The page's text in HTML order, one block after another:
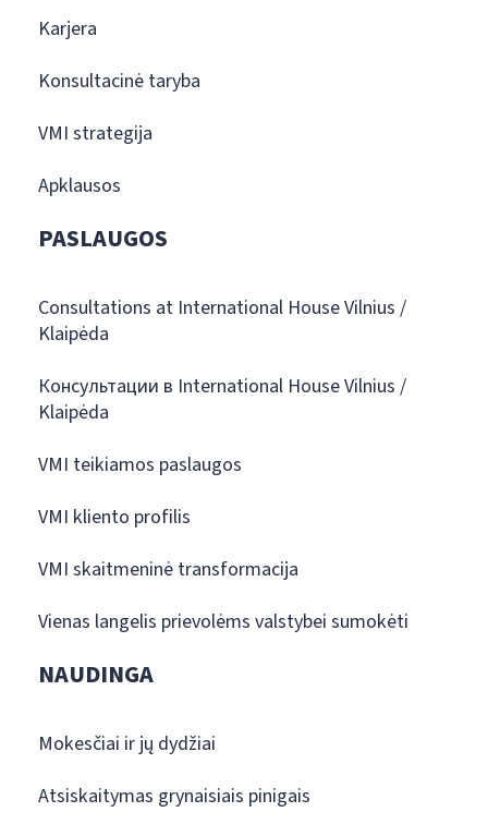
Karjera
Konsultacinė taryba
VMI strategija
Apklausos
PASLAUGOS
Consultations at International House Vilnius /
Klaipėda
Консультации в International House Vilnius /
Klaipėda
VMI teikiamos paslaugos
VMI kliento profilis
VMI skaitmeninė transformacija
Vienas langelis prievolėms valstybei sumokėti
NAUDINGA
Mokesčiai ir jų dydžiai
Atsiskaitymas grynaisiais pinigais